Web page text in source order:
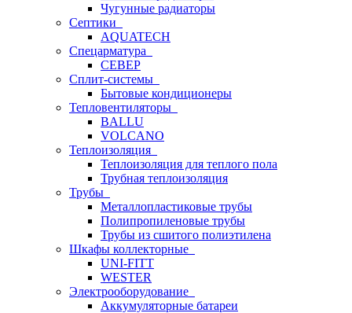
Чугунные радиаторы
Септики
AQUATECH
Спецарматура
СЕВЕР
Сплит-системы
Бытовые кондиционеры
Тепловентиляторы
BALLU
VOLCANO
Теплоизоляция
Теплоизоляция для теплого пола
Трубная теплоизоляция
Трубы
Металлопластиковые трубы
Полипропиленовые трубы
Трубы из сшитого полиэтилена
Шкафы коллекторные
UNI-FITT
WESTER
Электрооборудование
Аккумуляторные батареи